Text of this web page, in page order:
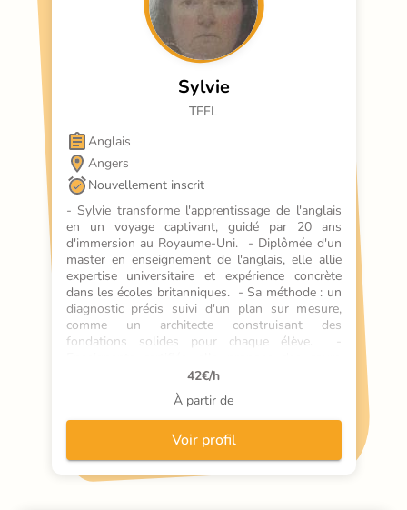
Sylvie
TEFL
Anglais
Angers
Nouvellement inscrit
- Sylvie transforme l'apprentissage de l'anglais
en un voyage captivant, guidé par 20 ans
d'immersion au Royaume-Uni.  - Diplômée d'un
master en enseignement de l'anglais, elle allie
expertise universitaire et expérience concrète
dans les écoles britanniques.  - Sa méthode : un
diagnostic précis suivi d'un plan sur mesure,
comme un architecte construisant des
fondations solides pour chaque élève.  -
particuliers à Mauges-sur-Loire avec un suivi
régulier et adaptatif.  - Son atout unique : une
42€/h
À partir de
Voir profil